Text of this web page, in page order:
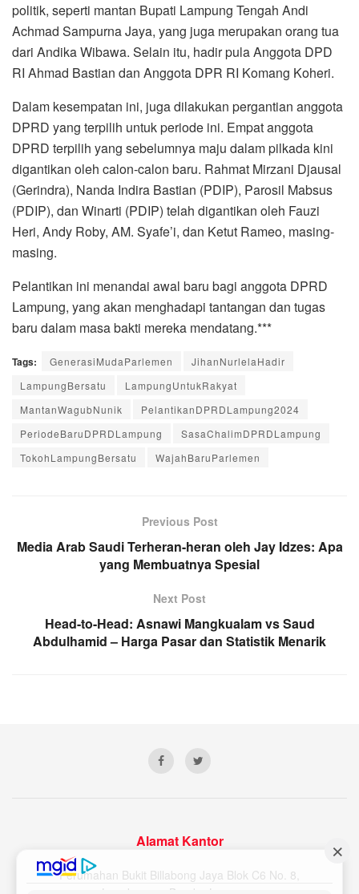
politik, seperti mantan Bupati Lampung Tengah Andi
Achmad Sampurna Jaya, yang juga merupakan orang tua
dari Andika Wibawa. Selain itu, hadir pula Anggota DPD
RI Ahmad Bastian dan Anggota DPR RI Komang Koheri.
Dalam kesempatan ini, juga dilakukan pergantian anggota
DPRD yang terpilih untuk periode ini. Empat anggota
DPRD terpilih yang sebelumnya maju dalam pilkada kini
digantikan oleh calon-calon baru. Rahmat Mirzani Djausal
(Gerindra), Nanda Indira Bastian (PDIP), Parosil Mabsus
(PDIP), dan Winarti (PDIP) telah digantikan oleh Fauzi
Heri, Andy Roby, AM. Syafe’i, dan Ketut Rameo, masing-
masing.
Pelantikan ini menandai awal baru bagi anggota DPRD
Lampung, yang akan menghadapi tantangan dan tugas
baru dalam masa bakti mereka mendatang.***
Tags: GenerasiMudaParlemen
JihanNurlelaHadir
LampungBersatu
LampungUntukRakyat
MantanWagubNunik
PelantikanDPRDLampung2024
PeriodeBaruDPRDLampung
SasaChalimDPRDLampung
TokohLampungBersatu
WajahBaruParlemen
Previous Post
Media Arab Saudi Terheran-heran oleh Jay Idzes: Apa
yang Membuatnya Spesial
Next Post
Head-to-Head: Asnawi Mangkualam vs Saud
Abdulhamid – Harga Pasar dan Statistik Menarik
Alamat Kantor
Perumahan Bukit Billabong Jaya Blok C6 No. 8,